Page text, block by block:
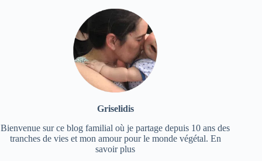
Griselidis
Bienvenue sur ce blog familial où je partage depuis 10 ans des
tranches de vies et mon amour pour le monde végétal. En
savoir plus